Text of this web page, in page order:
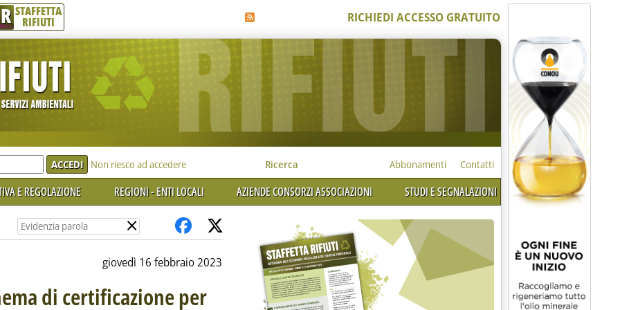
R STAFFETTA
RIFIUTI RICHIEDI ACCESSO GRATUITO
Non riesco ad accedere Ricerca Abbonamenti Contatti
E REGOLAZIONE REGIONI - ENTI LOCALI AZIENDE CONSORZI ASSOCIAZIONI STUDI E SEGNALAZIONI
×
giovedì 16 febbraio 2023
di certificazione per